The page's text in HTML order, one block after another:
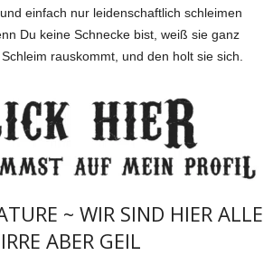
einfach nur leidenschaftlich schleimen
Du keine Schnecke bist, weiß sie ganz
rauskommt, und den holt sie sich.
~ WIR SIND HIER ALLE
IRRE ABER GEIL